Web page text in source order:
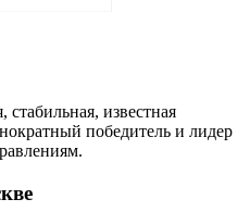
известная
победитель и лидер